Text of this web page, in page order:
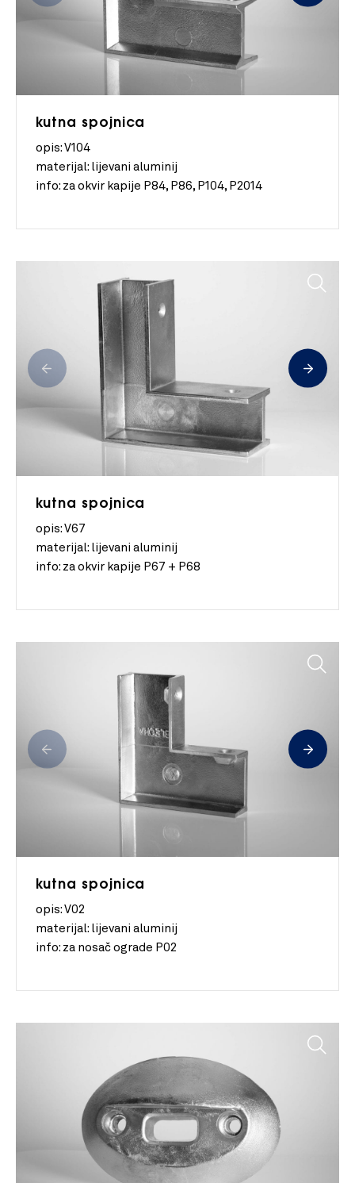
kutna spojnica
opis: V104
materijal: lijevani aluminij
info: za okvir kapije P84, P86, P104, P2014
kutna spojnica
opis: V67
materijal: lijevani aluminij
info: za okvir kapije P67 + P68
kutna spojnica
opis: V02
materijal: lijevani aluminij
info: za nosač ograde P02